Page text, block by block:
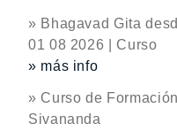
» Bhagavad Gita
01 08 2026 | Curso
» más info
» Curso de
Sivananda